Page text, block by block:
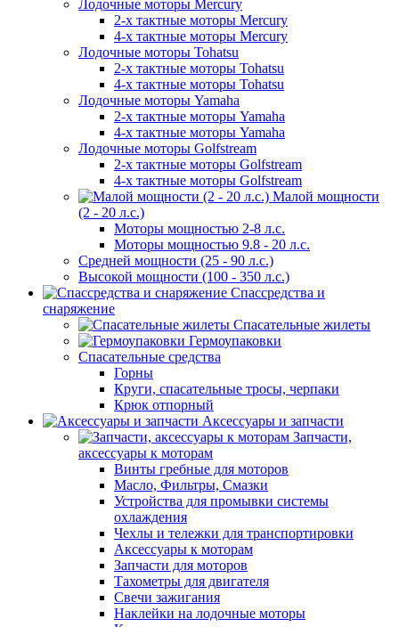
Лодочные моторы Mercury
2-х тактные моторы Mercury
4-х тактные моторы Mercury
Лодочные моторы Tohatsu
2-х тактные моторы Tohatsu
4-х тактные моторы Tohatsu
Лодочные моторы Yamaha
2-х тактные моторы Yamaha
4-х тактные моторы Yamaha
Лодочные моторы Golfstream
2-х тактные моторы Golfstream
4-х тактные моторы Golfstream
Малой мощности
(2 - 20 л.с.)
Моторы мощностью 2-8 л.с.
Моторы мощностью 9.8 - 20 л.с.
Средней мощности (25 - 90 л.с.)
Высокой мощности (100 - 350 л.с.)
Спассредства и
снаряжение
Спасательные жилеты
Гермоупаковки
Спасательные средства
Горны
Круги, спасательные тросы, черпаки
Крюк отпорный
Аксессуары и запчасти
Запчасти,
аксессуары к моторам
Винты гребные для моторов
Масло, Фильтры, Смазки
Устройства для промывки системы
охлаждения
Чехлы и тележки для транспортировки
Аксессуары к моторам
Запчасти для моторов
Тахометры для двигателя
Свечи зажигания
Наклейки на лодочные моторы